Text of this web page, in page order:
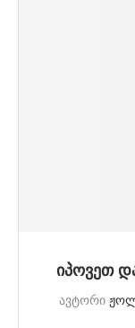
იპოვეთ
ავტორი